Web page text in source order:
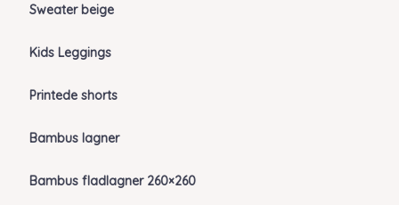
Sweater beige
Kids Leggings
Printede shorts
Bambus lagner
Bambus fladlagner 260×260